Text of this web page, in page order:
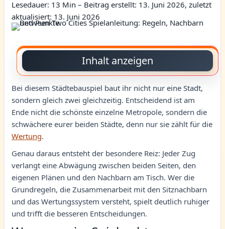
Lesedauer: 13 Min – Beitrag erstellt: 13. Juni 2026, zuletzt
aktualisiert: 13. Juni 2026
Inhalt anzeigen
Bei diesem Städtebauspiel baut ihr nicht nur eine Stadt,
sondern gleich zwei gleichzeitig. Entscheidend ist am
Ende nicht die schönste einzelne Metropole, sondern die
schwächere eurer beiden Städte, denn nur sie zählt für die
Wertung.
Genau daraus entsteht der besondere Reiz: Jeder Zug
verlangt eine Abwägung zwischen beiden Seiten, den
eigenen Plänen und den Nachbarn am Tisch. Wer die
Grundregeln, die Zusammenarbeit mit den Sitznachbarn
und das Wertungssystem versteht, spielt deutlich ruhiger
und trifft die besseren Entscheidungen.